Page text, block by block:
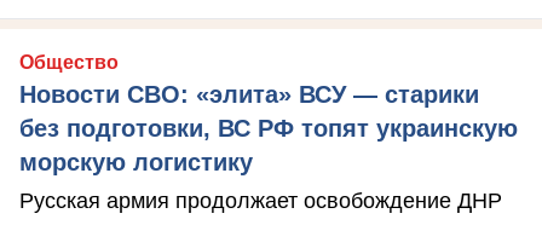
Общество
Новости СВО: «элита» ВСУ — старики
без подготовки, ВС РФ топят украинскую
морскую логистику
Русская армия продолжает освобождение ДНР